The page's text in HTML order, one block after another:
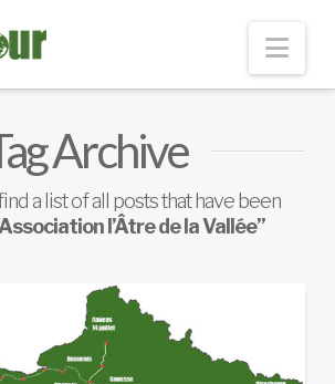
Archive
a list of all posts that have been
l’Âtre de la Vallée”